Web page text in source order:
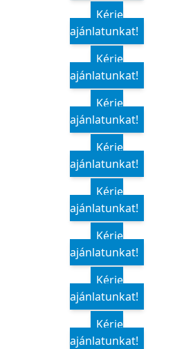
Kérje
ajánlatunkat!
Kérje
ajánlatunkat!
Kérje
ajánlatunkat!
Kérje
ajánlatunkat!
Kérje
ajánlatunkat!
Kérje
ajánlatunkat!
Kérje
ajánlatunkat!
Kérje
ajánlatunkat!